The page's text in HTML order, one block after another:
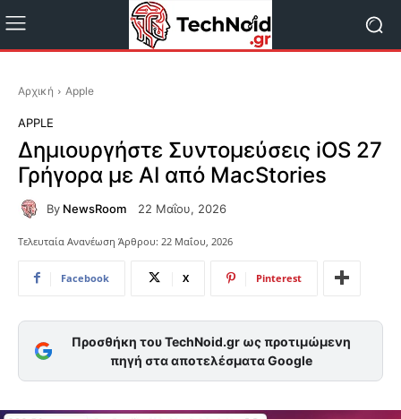
Αρχική Apple
APPLE
Δημιουργήστε Συντομεύσεις iOS 27
Γρήγορα με AI από MacStories
By NewsRoom 22 Μαΐου, 2026
Τελευταία Ανανέωση Άρθρου: 22 Μαΐου, 2026
Facebook X Pinterest
Προσθήκη του TechNoid.gr ως προτιμώμενη
πηγή στα αποτελέσματα Google